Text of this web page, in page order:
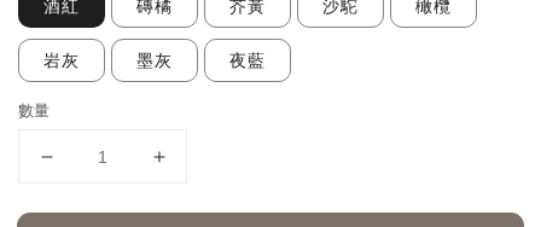
酒紅 磚橘 芥黃 沙駝 橄欖
岩灰 墨灰 夜藍
數量